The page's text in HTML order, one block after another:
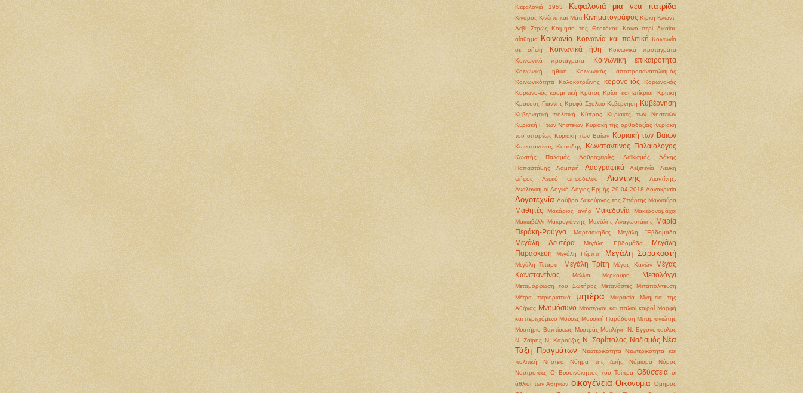
Κεφαλονιά 1953
Κεφαλονιά μια νεα πατρίδα
Κίναρος Κινέττα και Μάτι Κινηματογράφος Κίρκη Κλώντ-
Λεβί Στρώς
Κοίμηση της Θεοτόκου
Κοινό περί δικαίου
αίσθημα
Κοινωνία Κοινωνία και πολιτική Κοινωνία
σε σήψη
Κοινωνικά ήθη
Κοινωνικά προταγματα
Κοινωνικά προτάγματα
Κοινωνική επικαιρότητα
Κοινωνική ηθική
Κοινωνικός αποπροσανατολισμός
Κοινωνικότητα
Κολοκοτρώνης κορονο-ιός
Κορωνο-ιός
Κορωνο-ϊός κοσμητική Κράτος Κρίση και επίκριση Κριτική
Κρούσος Γιάννης Κρυφό Σχολειό Κυβερνηση Κυβέρνηση
Κυβερνητική πολιτική Κύπρος
Κυριακές των Νηστειών
Κυριακή Γ' των Νηστειών Κυριακή της ορθοδοξίας Κυριακή
του σπορέως Κυριακή των Βαίων Κυριακή των Βαϊων
Κωνσταντίνος Κουκίδης Κωνσταντίνος Παλαιολόγος
Κωστής Παλαμάς Λαθροχειρίες Λαϊκισμός
Λάκης
Παπαστάθης
Λαμπρή Λαογραφικά Λεξιπενία
Λευκή
ψήφος
Λευκό ψηφοδέλτιο Λιαντίνης
Λιαντίνης.
Αναλογισμοί Λογική Λόγιος Ερμής 29-04-2018 Λογοκρισία
Λογοτεχνία Λούβρο Λυκούργος της Σπάρτης Μαγναύρα
Μαθητές Μακάριος ανήρ Μακεδονία
Μακεδονομάχοι
Μακιαβέλλι Μακρυγιάννης Μανόλης Αναγωστάκης
Μαρία
Περάκη-Ρούγγα
Μαρτσάκηδες Μεγάλη ΅Εβδομάδα
Μεγάλη Δευτέρα Μεγάλη Εβδομάδα
Μεγάλη
Παρασκευή
Μεγάλη Πέμπτη Μεγάλη Σαρακοστή
Μεγάλη Τετάρτη Μεγάλη Τρίτη Μέγας Κανών
Μέγας
Κωνσταντίνος
Μελίνα Μερκούρη Μεσολόγγι
Μεταμόρφωση του Σωτήρος Μετανάστες
Μεταπολίτευση
Μέτρα περιοριστικά
μητέρα Μικρασία
Μνημεία της
Αθήνας Μνημόσυνο Μοντέρνοι και παλιοί καιροί Μορφή
και περιεχόμενο Μούσες Μουσική Παράδοση Μπαμπινιώτης
Μυστήριο Βαπτίσεως Μυστράς Μυτιλήνη Ν. Εγγονόπουλος
Ν. Ζαΐρης Ν. Καρούζος Ν. Σαρίπολος Ναζισμός Νέα
Τάξη Πραγμάτων
Νεωτερικότητα
Νεωτερικότητα και
πολιτική
Νηστεία Νόημα της ζωής Νόμισμα
Νόμος
Νοοτροπίες Ο Βυσσινόκηπος του Τσίπρα Οδύσσεια οι
άθλιοι των Αθηνών οικογένεια Οικονομία
Όμηρος